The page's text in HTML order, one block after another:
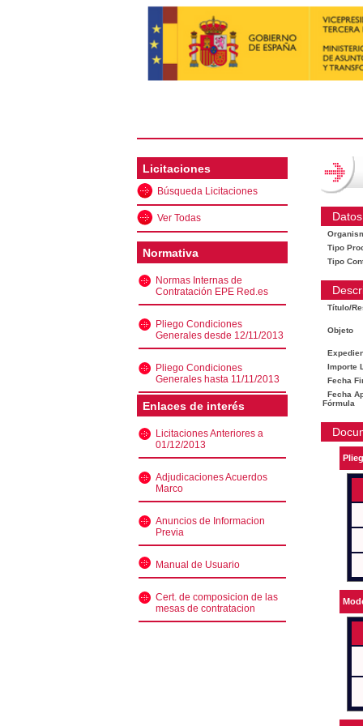
Licitaciones
Búsqueda Licitaciones
Ver Todas
Normativa
Normas Internas de
Contratación EPE Red.es
Pliego Condiciones
Generales desde 12/11/2013
Pliego Condiciones
Generales hasta 11/11/2013
Enlaces de interés
Licitaciones Anteriores a
01/12/2013
Adjudicaciones Acuerdos
Marco
Anuncios de Informacion
Previa
Manual de Usuario
Cert. de composicion de las
mesas de contratacion
Tipo
Tipo
Título/
Objeto
Importe
Fecha
Fecha
Fórmula